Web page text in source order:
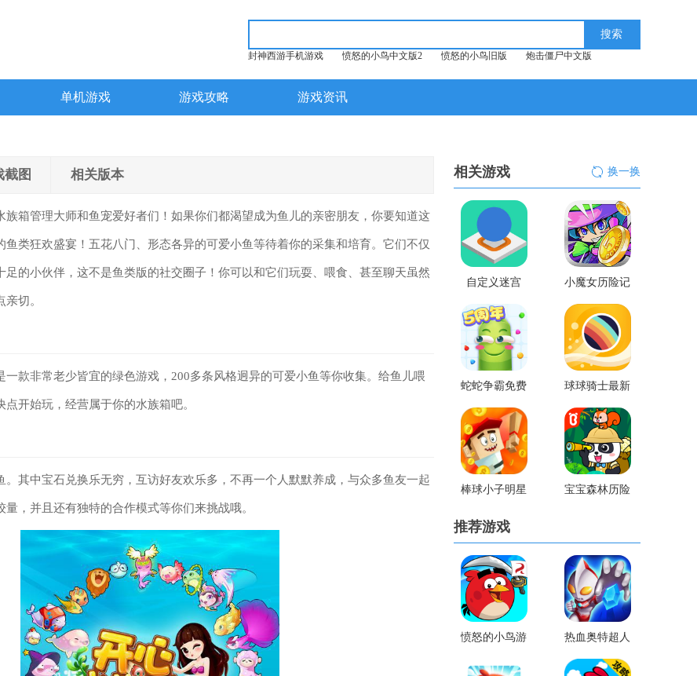
封神西游手机游戏 愤怒的小鸟中文版2 愤怒的小鸟旧版 炮击僵尸中文版
单机游戏 游戏攻略 游戏资讯
截图 相关版本
族箱管理大师和鱼宠爱好者们！如果你们都渴望成为鱼儿的亲密朋友，你要知道这
鱼类狂欢盛宴！五花八门、形态各异的可爱小鱼等待着你的采集和培育。它们不仅
足的小伙伴，这不是鱼类版的社交圈子！你可以和它们玩耍、喂食、甚至聊天虽然
切。
一款非常老少皆宜的绿色游戏，200多条风格迥异的可爱小鱼等你收集。给鱼儿喂
开始玩，经营属于你的水族箱吧。
。其中宝石兑换乐无穷，互访好友欢乐多，不再一个人默默养成，与众多鱼友一起
，并且还有独特的合作模式等你们来挑战哦。
相关游戏 换一换
自定义迷宫 小魔女历险记
无限金币版
蛇蛇争霸免费
版
球球骑士最新
版
棒球小子明星
手机游戏
宝宝森林历险
推荐游戏
愤怒的小鸟游
戏老版
热血奥特超人
跑酷内购版